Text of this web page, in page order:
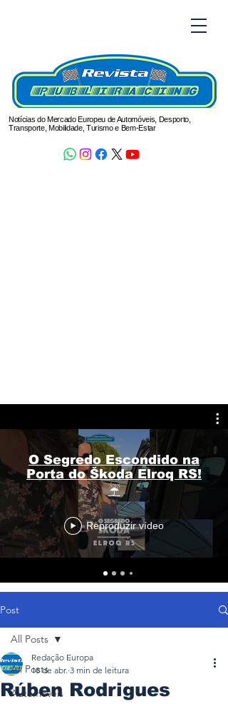
Notícias do Mercado Europeu de Automóveis, Desporto,
Transporte, Mobilidade, Turismo e Bem-Estar
O Segredo Escondido na
Porta do Škoda Elroq RS!
☔
Reproduzir vídeo
Post
All Posts
Automóveis
All Posts
Rúben Rodrigues
Redação Europa
18 de abr. 3 min de leitura